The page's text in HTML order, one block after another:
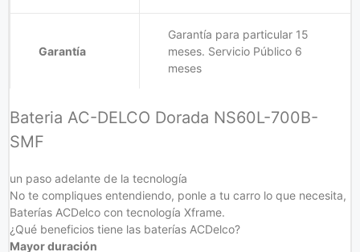
Garantía
Garantía para particular 15
meses. Servicio Público 6
meses
Bateria AC-DELCO Dorada NS60L-700B-
SMF
un paso adelante de la tecnología
No te compliques entendiendo, ponle a tu carro lo que necesita,
Baterías ACDelco con tecnología Xframe.
¿Qué beneficios tiene las baterías ACDelco?
Mayor duración